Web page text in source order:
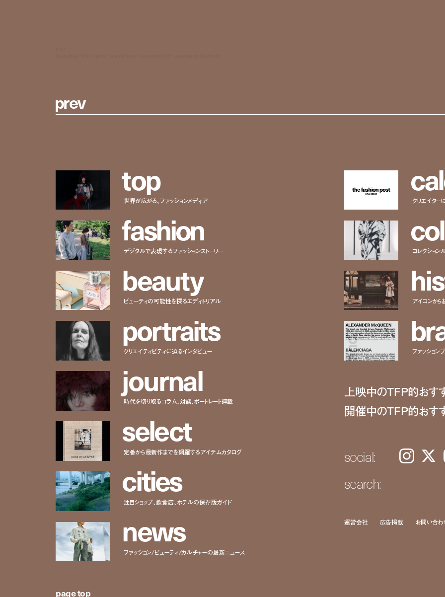
prev
top
世界が広がる、ファッションメディア
fashion
デジタルで表現するファッションストーリー
beauty
ビューティの可能性を探るエディトリアル
portraits
クリエイティビティに迫るインタビュー
journal
時代を切り取るコラム、対談、ポートレート連載
select
定番から最新作までを網羅するアイテムカタログ
cities
注目ショップ、飲食店、ホテルの保存版ガイド
news
ファッション/ビューティ/カルチャーの最新ニュース
cal
クリエイター
col
コレクション
his
アイコンから
br
ファッション
上映中のTFP的おす
開催中のTFP的おす
social: Instagram 𝕏
search:
運営会社 広告掲載 お問い合わ
page top